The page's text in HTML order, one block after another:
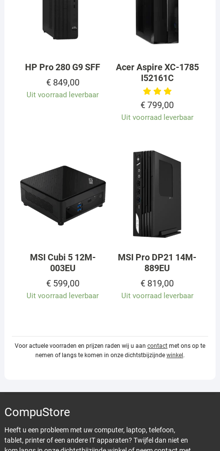
HP Pro 280 G9 SFF
€849,00
Uit voorraad leverbaar
Acer Aspire XC-1785
I52161C
€799,00
Uit voorraad leverbaar
MSI Cubi 5 12M-
003EU
€599,00
Uit voorraad leverbaar
MSI Pro DP21 14M-
889EU
€ 819,00
Uit voorraad leverbaar
Voor actuele voorraden en prijzen raden wij u aan contactmet ons op te
nemen of langs te komen in onze dichtstbijzijnde winkel.
CompuStore
Heeft u een probleem met uw computer, laptop, telefoon,
tablet, printer of een andere IT apparaten? Twijfel dan niet en